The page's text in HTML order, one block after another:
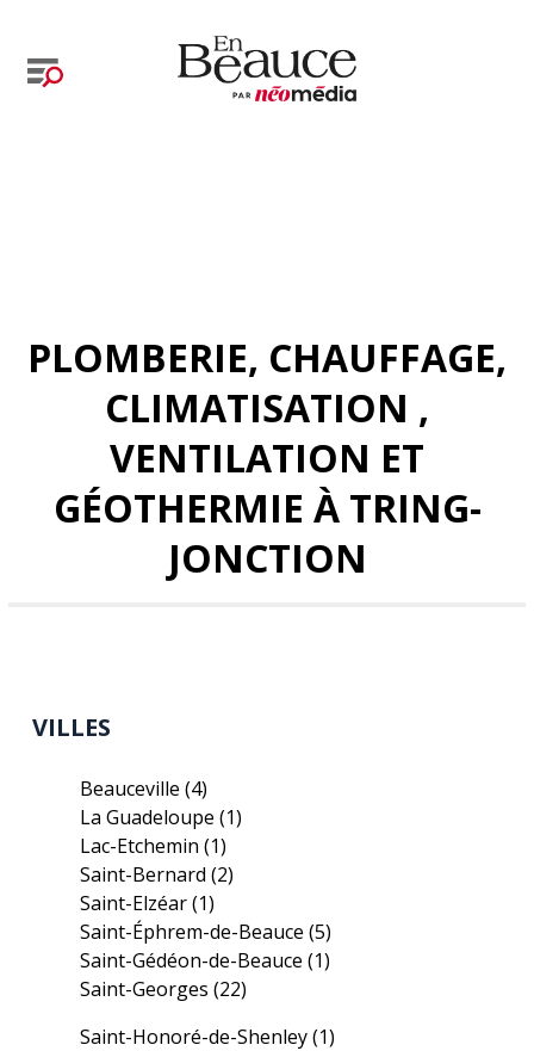
PLOMBERIE, CHAUFFAGE,
CLIMATISATION ,
VENTILATION ET
GÉOTHERMIE À TRING-
JONCTION
VILLES
Beauceville(4)
La Guadeloupe(1)
Lac-Etchemin(1)
Saint-Bernard(2)
Saint-Elzéar(1)
Saint-Éphrem-de-Beauce(5)
Saint-Gédéon-de-Beauce(1)
Saint-Georges(22)
Saint-Honoré-de-Shenley(1)